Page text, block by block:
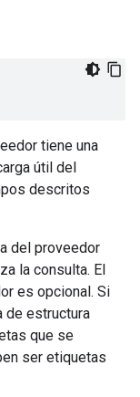
tiene una
útil del
descritos
del proveedor
la consulta. El
es opcional. Si
de estructura
que se
ser etiquetas